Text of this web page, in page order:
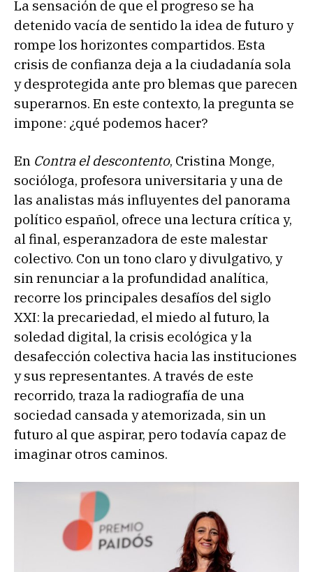
La sensación de que el progreso se ha
detenido vacía de sentido la idea de futuro y
rompe los horizontes compartidos. Esta
crisis de confianza deja a la ciudadanía sola
y desprotegida ante pro blemas que parecen
superarnos. En este contexto, la pregunta se
impone: ¿qué podemos hacer?
En Contra el descontento, Cristina Monge,
socióloga, profesora universitaria y una de
las analistas más influyentes del panorama
político español, ofrece una lectura crítica y,
al final, esperanzadora de este malestar
colectivo. Con un tono claro y divulgativo, y
sin renunciar a la profundidad analítica,
recorre los principales desafíos del siglo
XXI: la precariedad, el miedo al futuro, la
soledad digital, la crisis ecológica y la
desafección colectiva hacia las instituciones
y sus representantes. A través de este
recorrido, traza la radiografía de una
sociedad cansada y atemorizada, sin un
futuro al que aspirar, pero todavía capaz de
imaginar otros caminos.